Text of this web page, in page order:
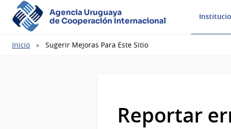
Agencia Uruguaya
de Cooperación Internacional
Ruta
Inicio Sugerir Mejoras Para Este Sitio
Reportar